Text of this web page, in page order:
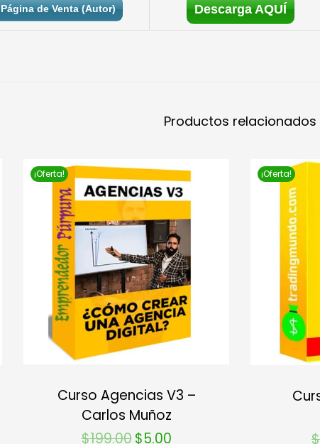
Página de Venta (Autor) Descarga AQUÍ
Productos relacionados
¡Oferta!
Curso Agencias V3 –
Carlos Muñoz
$199.00 $5.00
¡Oferta!
$